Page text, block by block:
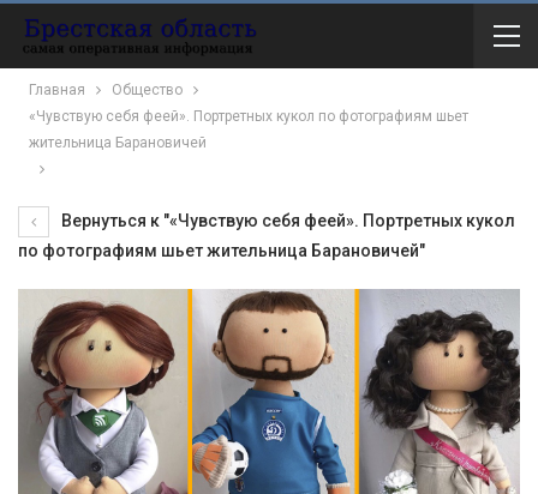
Главная
Общество
«Чувствую себя феей». Портретных кукол по фотографиям шьет
жительница Барановичей
Вернуться к "«Чувствую себя феей». Портретных кукол
по фотографиям шьет жительница Барановичей"